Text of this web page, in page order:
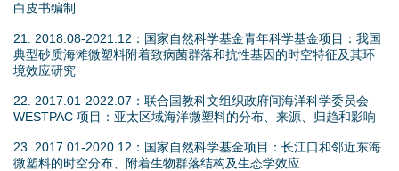
白皮书编制
21. 2018.08-2021.12：国家自然科学基金青年科学基金项目：我国
典型砂质海滩微塑料附着致病菌群落和抗性基因的时空特征及其环
境效应研究
22. 2017.01-2022.07：联合国教科文组织政府间海洋科学委员会
WESTPAC 项目：亚太区域海洋微塑料的分布、来源、归趋和影响
23. 2017.01-2020.12：国家自然科学基金项目：长江口和邻近东海
微塑料的时空分布、附着生物群落结构及生态学效应